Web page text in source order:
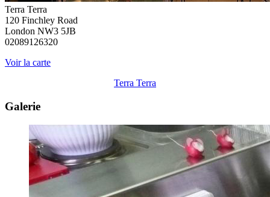
Terra Terra
120 Finchley Road
London NW3 5JB
02089126320
Voir la carte
Terra Terra
Galerie